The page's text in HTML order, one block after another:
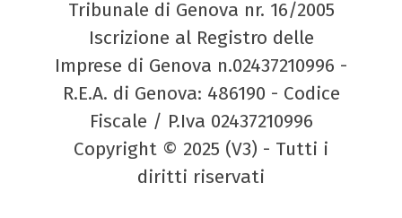
Tribunale di Genova nr. 16/2005
Iscrizione al Registro delle
Imprese di Genova n.02437210996 -
R.E.A. di Genova: 486190 - Codice
Fiscale / P.Iva 02437210996
Copyright © 2025 (V3) - Tutti i
diritti riservati